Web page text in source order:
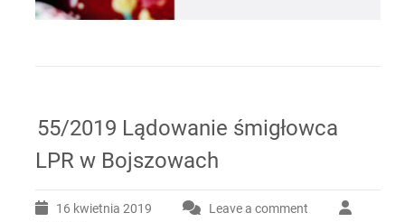
55/2019 Lądowanie śmigłowca
LPR w Bojszowach
16 kwietnia 2019
Leave a comment